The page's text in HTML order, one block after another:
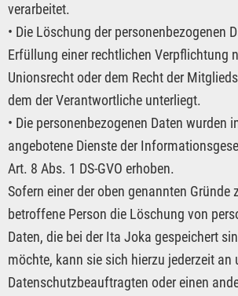
verarbeitet.
• Die Löschung der personenbezogenen
Erfüllung einer rechtlichen Verpflichtung
Unionsrecht oder dem Recht der
dem der Verantwortliche unterliegt.
• Die personenbezogenen Daten wurden
angebotene Dienste der
Art. 8 Abs. 1 DS-GVO erhoben.
Sofern einer der oben genannten
betroffene Person die Löschung von
Daten, die bei der Ita Joka gespeichert
möchte, kann sie sich hierzu jederzeit an
Datenschutzbeauftragten oder einen